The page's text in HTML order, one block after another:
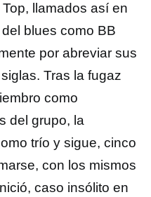
llamados así en
blues como BB
por abreviar sus
Tras la fugaz
como
del grupo, la
trío y sigue, cinco
con los mismos
caso insólito en